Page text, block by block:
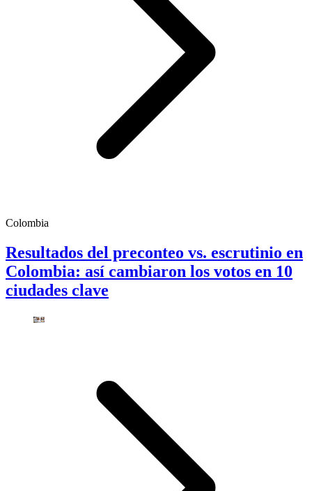
Colombia
Resultados del preconteo vs. escrutinio en
Colombia: así cambiaron los votos en 10
ciudades clave